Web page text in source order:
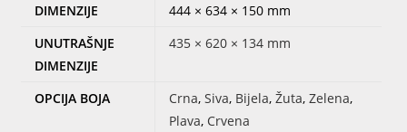
DIMENZIJE
444 × 634 × 150 mm
UNUTRAŠNJE
DIMENZIJE
435 × 620 × 134 mm
OPCIJA BOJA Crna, Siva, Bijela, Žuta, Zelena,
Plava, Crvena